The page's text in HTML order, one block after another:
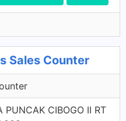
Sales Counter
PUNCAK CIBOGO II RT